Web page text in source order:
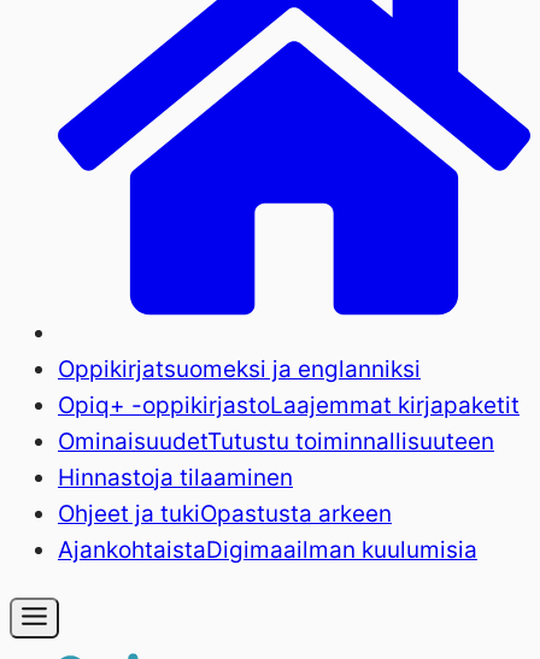
Oppikirjatsuomeksi ja englanniksi
Opiq+ -oppikirjastoLaajemmat kirjapaketit
OminaisuudetTutustu toiminnallisuuteen
Hinnastoja tilaaminen
Ohjeet ja tukiOpastusta arkeen
AjankohtaistaDigimaailman kuulumisia